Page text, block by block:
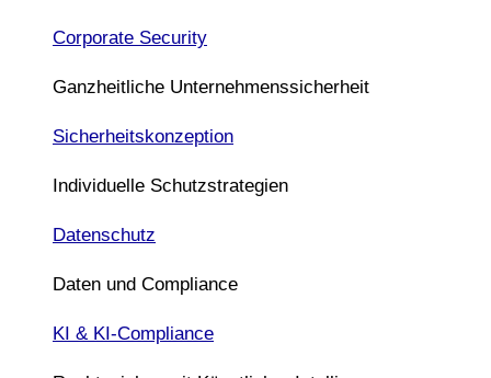
Corporate Security
Ganzheitliche Unternehmenssicherheit
Sicherheitskonzeption
Individuelle Schutzstrategien
Datenschutz
Daten und Compliance
KI & KI-Compliance